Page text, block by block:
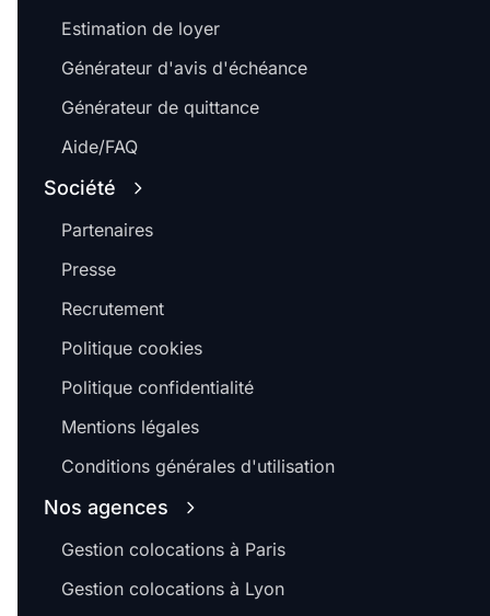
Estimation de loyer
Générateur d'avis d'échéance
Générateur de quittance
Aide/FAQ
Société
Partenaires
Presse
Recrutement
Politique cookies
Politique confidentialité
Mentions légales
Conditions générales d'utilisation
Nos agences
Gestion colocations à Paris
Gestion colocations à Lyon